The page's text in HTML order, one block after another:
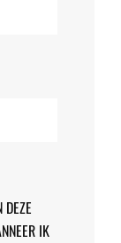
IK